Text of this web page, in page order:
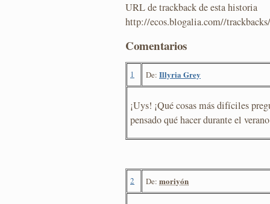
URL de trackback de esta historia
http://ecos.blogalia.com//
Comentarios
1 De: Illyria Grey
¡Uys! ¡Qué cosas más difíciles
pensado qué hacer durante el
2 De: moriyón